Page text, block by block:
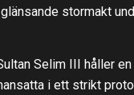
stormakt
Selim III håller
i ett strikt